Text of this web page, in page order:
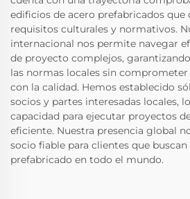
edificios de acero prefabricados
requisitos culturales y normativos.
internacional nos permite navegar
de proyecto complejos,
las normas locales sin
con la calidad. Hemos establecido
socios y partes interesadas locales,
capacidad para ejecutar proyectos
eficiente. Nuestra presencia global
socio fiable para clientes que
prefabricado en todo el mundo.